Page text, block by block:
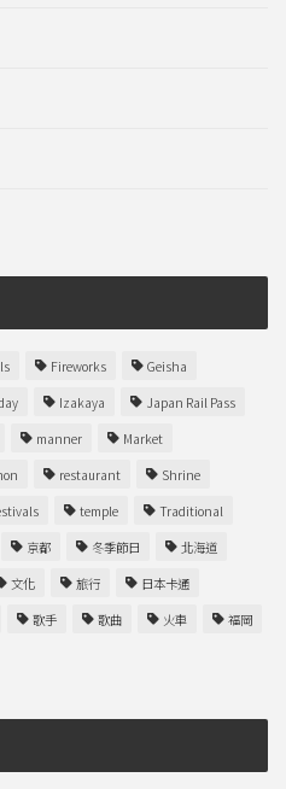
Fireworks
Geisha
Izakaya
Japan Rail Pass
manner
Market
restaurant
Shrine
temple
Traditional
京都 冬季節日
北海道
文化 旅行
日本卡通
歌手 歌曲 火車
福岡